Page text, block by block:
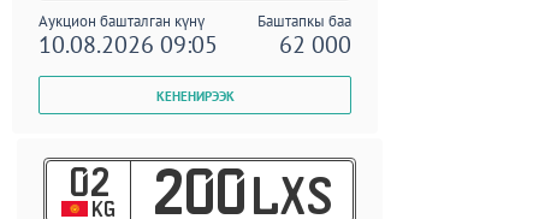
Аукцион башталган күнү Баштапкы баа
10.08.2026 09:05 62 000
02
KG 200 LXS